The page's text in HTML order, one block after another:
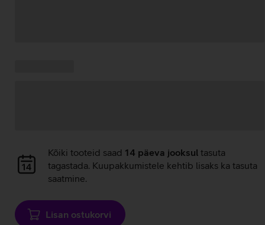
Andmete
laadimine
Kõiki tooteid saad 14 päeva jooksul tasuta
tagastada. Kuupakkumistele kehtib lisaks ka tasuta
saatmine.
Lisan ostukorvi